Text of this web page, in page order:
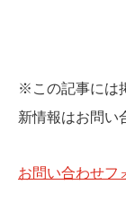
※この記事には
新情報はお問い
お問い合わせフ